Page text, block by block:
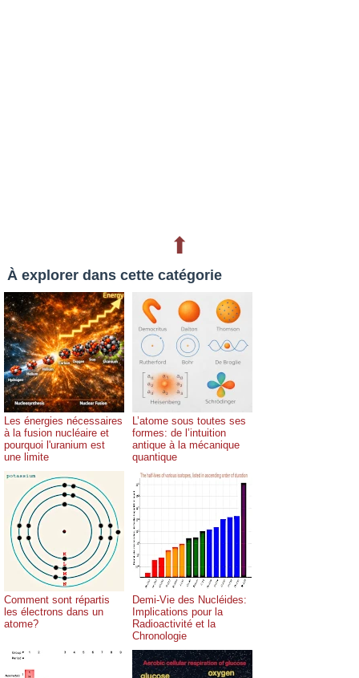
⬆
À explorer dans cette catégorie
Les énergies nécessaires
à la fusion nucléaire et
pourquoi l'uranium est
une limite
L’atome sous toutes ses
formes: de l’intuition
antique à la mécanique
quantique
Comment sont répartis
les électrons dans un
atome?
Demi-Vie des Nucléides:
Implications pour la
Radioactivité et la
Chronologie